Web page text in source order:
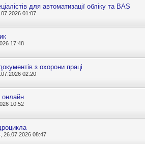
для автоматизації обліку та BAS
01:07
17:48
з охорони праці
02:20
онлайн
10:52
, 26.07.2026 08:47